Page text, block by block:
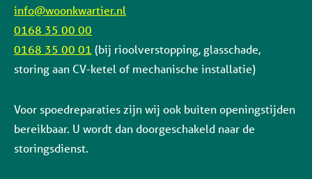
info@woonkwartier.nl
0168 35 00 00
0168 35 00 01 (bij rioolverstopping, glasschade,
storing aan CV-ketel of mechanische installatie)
Voor spoedreparaties zijn wij ook buiten openingstijden
bereikbaar. U wordt dan doorgeschakeld naar de
storingsdienst.